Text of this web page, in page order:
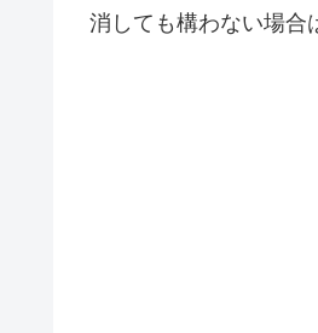
消しても構わない場合